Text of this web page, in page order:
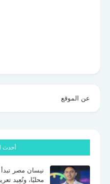
عن الموقع
أحدث
نيسان مصر
محليًا، وتُعِيد